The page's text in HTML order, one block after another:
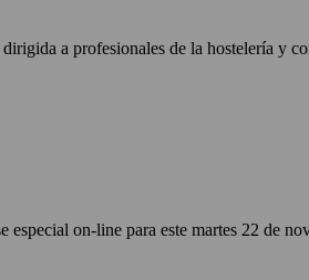
a profesionales de la hostelería y
on-line para este martes 22 de